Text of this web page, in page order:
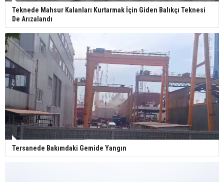
Teknede Mahsur Kalanları Kurtarmak İçin Giden Balıkçı Teknesi
De Arızalandı
Tersanede Bakımdaki Gemide Yangın